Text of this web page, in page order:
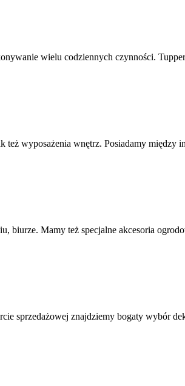
wielu codziennych czynności.
wyposażenia wnętrz. Posiadamy między
Mamy też specjalne akcesoria
sprzedażowej znajdziemy bogaty wybór